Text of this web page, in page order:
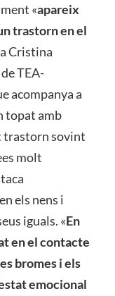
«apareix
trastorn en el
Cristina
TEA-
acompanya a
topat amb
trastorn sovint
molt
els nens i
iguals. «En
en el contacte
bromes i els
emocional